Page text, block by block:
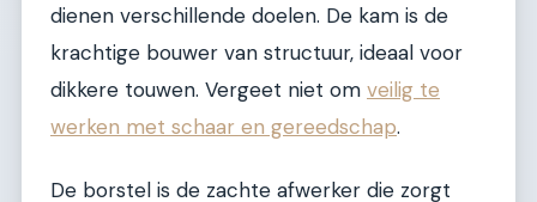
dienen verschillende doelen. De kam is de
krachtige bouwer van structuur, ideaal voor
dikkere touwen. Vergeet niet om veilig te
werken met schaar en gereedschap.
De borstel is de zachte afwerker die zorgt